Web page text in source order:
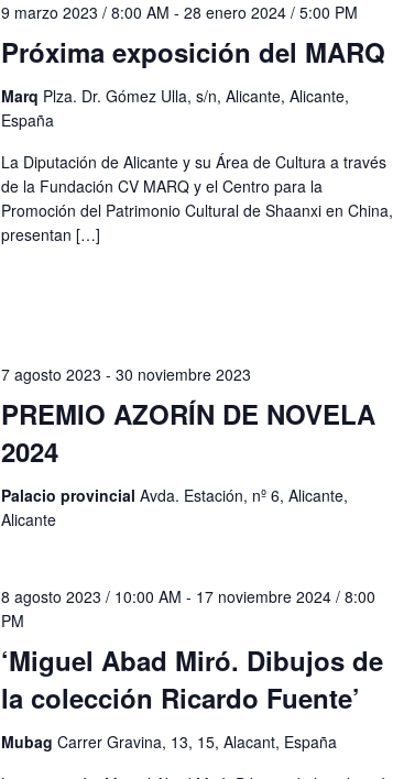
Próxima exposición del MARQ
9 marzo 2023 / 8:00 AM -28 enero 2024 / 5:00 PM
Marq Plza. Dr. Gómez Ulla, s/n, Alicante, Alicante,
España
La Diputación de Alicante y su Área de Cultura a través
de la Fundación CV MARQ y el Centro para la
Promoción del Patrimonio Cultural de Shaanxi en China,
presentan […]
PREMIO AZORÍN DE NOVELA
2024
7 agosto 2023 -30 noviembre 2023
Palacio provincialAvda. Estación, nº 6, Alicante,
Alicante
‘Miguel Abad Miró. Dibujos de
la colección Ricardo Fuente’
8 agosto 2023 / 10:00 AM - 17 noviembre 2024 / 8:00
PM
MubagCarrer Gravina, 13, 15, Alacant, España